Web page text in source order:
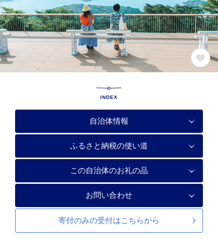
INDEX
自治体情報
ふるさと納税の使い道
この自治体のお礼の品
お問い合わせ
寄付のみの受付はこちらから